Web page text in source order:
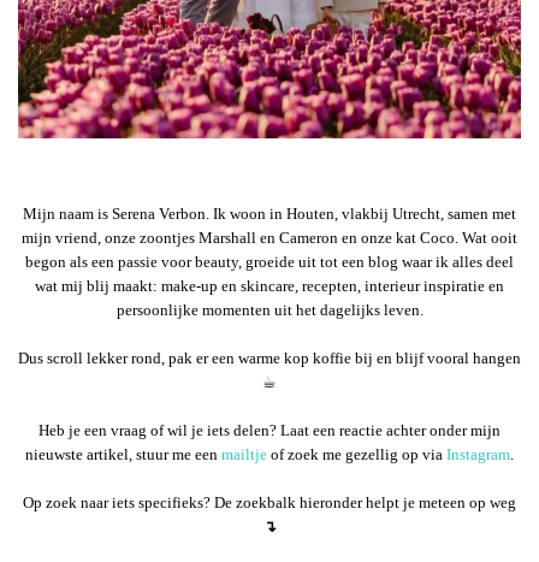
Mijn naam is Serena Verbon. Ik woon in Houten, vlakbij Utrecht, samen met
mijn vriend, onze zoontjes Marshall en Cameron en onze kat Coco. Wat ooit
begon als een passie voor beauty, groeide uit tot een blog waar ik alles deel
wat mij blij maakt: make-up en skincare, recepten, interieur inspiratie en
persoonlijke momenten uit het dagelijks leven.
Dus scroll lekker rond, pak er een warme kop koffie bij en blijf vooral hangen
☕︎
Heb je een vraag of wil je iets delen? Laat een reactie achter onder mijn
nieuwste artikel, stuur me een mailtje of zoek me gezellig op via Instagram.
Op zoek naar iets specifieks? De zoekbalk hieronder helpt je meteen op weg
↴